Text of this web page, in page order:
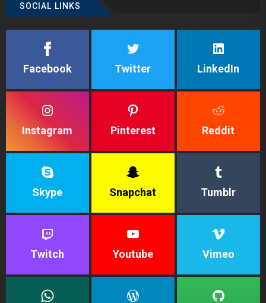
SOCIAL LINKS
Facebook Twitter LinkedIn
Instagram Pinterest Reddit
Skype Snapchat Tumblr
Twitch Youtube Vimeo